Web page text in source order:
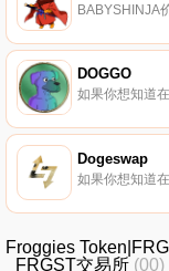
DOGGO
Dogeswap
Froggies
_FRGST交易所 (00)